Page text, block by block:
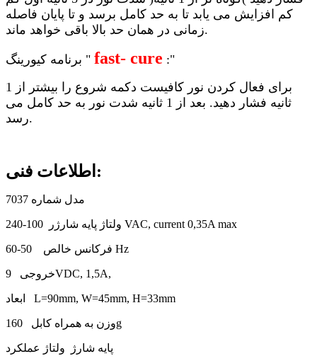
کم افزایش می یابد تا به حد کامل برسد و تا پایان فاصله
زمانی در همان حد بالا باقی خواهد ماند.
برنامه کیورینگ " fast- cure :"
برای فعال کردن نور کافیست دکمه شروع را بیشتر از 1
ثانیه فشار دهید. بعد از 1 ثانیه شدت نور به حد کامل می
رسد.
اطلاعات فنی:
مدل شماره 7037
ولتاژ پایه شارژر 100-240 VAC, current 0,35A max
فرکانس خالص 50-60 Hz
خروجی 9VDC, 1,5A,
ابعاد L=90mm, W=45mm, H=33mm
وزن به همراه کابل 160g
پایه شارژ ولتاژ عملکرد